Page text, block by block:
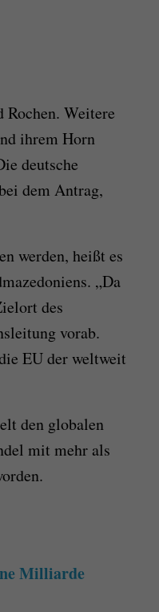
Weitere
ihrem Horn
deutsche
dem Antrag,
werden, heißt es
„Da
des
vorab.
EU der weltweit
den globalen
mit mehr als
Milliarde